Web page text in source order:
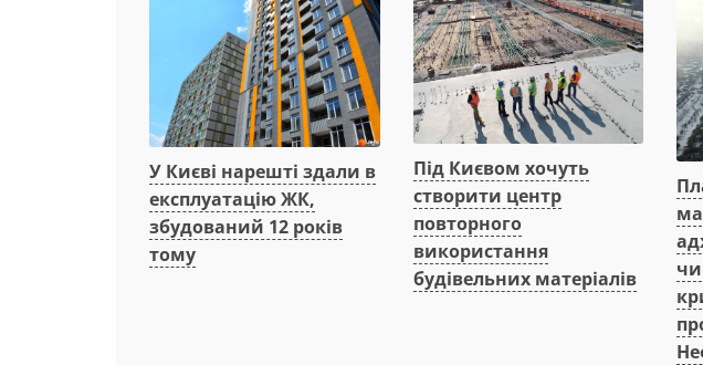
У Києві нарешті здали в
експлуатацію ЖК,
збудований 12 років
тому
Під Києвом хочуть
створити центр
повторного
використання
будівельних матеріалів